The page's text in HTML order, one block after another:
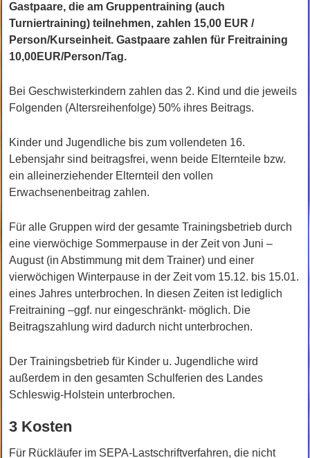
Gastpaare, die am Gruppentraining (auch
Turniertraining) teilnehmen, zahlen 15,00 EUR /
Person/Kurseinheit. Gastpaare zahlen für Freitraining
10,00EUR/Person/Tag.
Bei Geschwisterkindern zahlen das 2. Kind und die jeweils
Folgenden (Altersreihenfolge) 50% ihres Beitrags.
Kinder und Jugendliche bis zum vollendeten 16.
Lebensjahr sind beitragsfrei, wenn beide Elternteile bzw.
ein alleinerziehender Elternteil den vollen
Erwachsenenbeitrag zahlen.
Für alle Gruppen wird der gesamte Trainingsbetrieb durch
eine vierwöchige Sommerpause in der Zeit von Juni –
August (in Abstimmung mit dem Trainer) und einer
vierwöchigen Winterpause in der Zeit vom 15.12. bis 15.01.
eines Jahres unterbrochen. In diesen Zeiten ist lediglich
Freitraining –ggf. nur eingeschränkt- möglich. Die
Beitragszahlung wird dadurch nicht unterbrochen.
Der Trainingsbetrieb für Kinder u. Jugendliche wird
außerdem in den gesamten Schulferien des Landes
Schleswig-Holstein unterbrochen.
3 Kosten
Für Rückläufer im SEPA-Lastschriftverfahren, die nicht